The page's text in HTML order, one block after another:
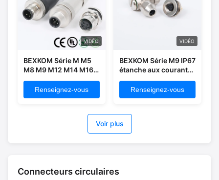
VIDÉO
BEXKOM Série M M5
M8 M9 M12 M14 M16
M23 Connecteur
circulaire 7/8 avec
bouclier
Renseignez-vous
VIDÉO
BEXKOM Série M9 IP67
étanche aux courants
électromagnétiques
Renseignez-vous
Voir plus
Connecteurs circulaires